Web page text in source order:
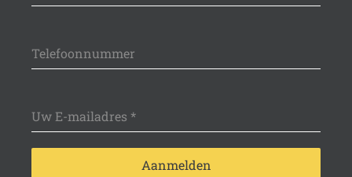
Telefoonnummer
Uw E-mailadres *
Aanmelden